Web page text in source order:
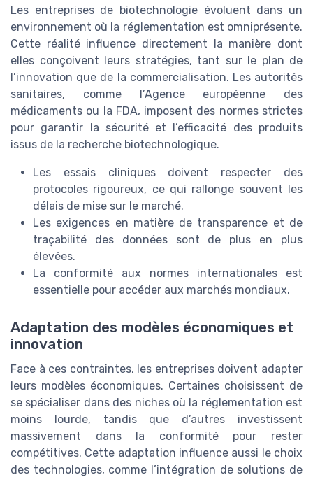
Les entreprises de biotechnologie évoluent dans un
environnement où la réglementation est omniprésente.
Cette réalité influence directement la manière dont
elles conçoivent leurs stratégies, tant sur le plan de
l’innovation que de la commercialisation. Les autorités
sanitaires, comme l’Agence européenne des
médicaments ou la FDA, imposent des normes strictes
pour garantir la sécurité et l’efficacité des produits
issus de la recherche biotechnologique.
Les essais cliniques doivent respecter des
protocoles rigoureux, ce qui rallonge souvent les
délais de mise sur le marché.
Les exigences en matière de transparence et de
traçabilité des données sont de plus en plus
élevées.
La conformité aux normes internationales est
essentielle pour accéder aux marchés mondiaux.
Adaptation des modèles économiques et
innovation
Face à ces contraintes, les entreprises doivent adapter
leurs modèles économiques. Certaines choisissent de
se spécialiser dans des niches où la réglementation est
moins lourde, tandis que d’autres investissent
massivement dans la conformité pour rester
compétitives. Cette adaptation influence aussi le choix
des technologies, comme l’intégration de solutions de